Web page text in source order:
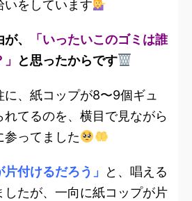
いをしています
、
「いったいこのゴミは誰
と思ったからです
に、紙コップが8〜9個ギュ
れてるのを、横目で見ながら
参ってました
付けるだろう」
と、唱える
したが、一向に紙コップが片